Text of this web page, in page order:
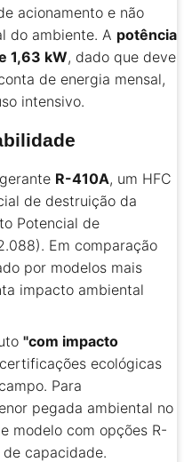
acionamento e não
do ambiente. A potência
1,63 kW, dado que deve
de energia mensal,
intensivo.
R-410A, um HFC
de destruição da
Potencial de
Em comparação
por modelos mais
impacto ambiental
"com impacto
ecológicas
Para
pegada ambiental no
modelo com opções R-
capacidade.